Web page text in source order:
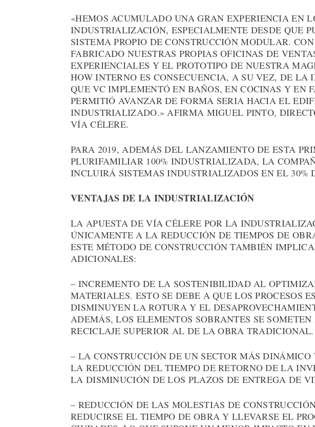
«HEMOS ACUMULADO UNA GRAN EXPERIENCIA EN
INDUSTRIALIZACIÓN, ESPECIALMENTE DESDE QUE
SISTEMA PROPIO DE CONSTRUCCIÓN MODULAR.
FABRICADO NUESTRAS PROPIAS OFICINAS DE
EXPERIENCIALES Y EL PROTOTIPO DE NUESTRA
HOW INTERNO ES CONSECUENCIA, A SU VEZ, DE LA
QUE VC IMPLEMENTÓ EN BAÑOS, EN COCINAS Y EN
PERMITIÓ AVANZAR DE FORMA SERIA HACIA EL
INDUSTRIALIZADO.» AFIRMA MIGUEL PINTO,
VÍA CÉLERE.
PARA 2019, ADEMÁS DEL LANZAMIENTO DE ESTA
PLURIFAMILIAR 100% INDUSTRIALIZADA, LA
INCLUIRÁ SISTEMAS INDUSTRIALIZADOS EN EL 30%
VENTAJAS DE LA INDUSTRIALIZACIÓN
LA APUESTA DE VÍA CÉLERE POR LA
ÚNICAMENTE A LA REDUCCIÓN DE TIEMPOS DE
ESTE MÉTODO DE CONSTRUCCIÓN TAMBIÉN
ADICIONALES:
– INCREMENTO DE LA SOSTENIBILIDAD AL
MATERIALES. ESTO SE DEBE A QUE LOS PROCESOS
DISMINUYEN LA ROTURA Y EL
ADEMÁS, LOS ELEMENTOS SOBRANTES SE SOMETEN
RECICLAJE SUPERIOR AL DE LA OBRA TRADICIONAL.
– LA CONSTRUCCIÓN DE UN SECTOR MÁS
LA REDUCCIÓN DEL TIEMPO DE RETORNO DE LA
LA DISMINUCIÓN DE LOS PLAZOS DE ENTREGA DE
– REDUCCIÓN DE LAS MOLESTIAS DE
REDUCIRSE EL TIEMPO DE OBRA Y LLEVARSE EL